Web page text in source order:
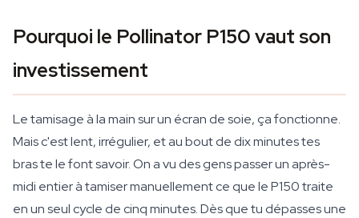
Pourquoi le Pollinator P150 vaut son
investissement
Le tamisage à la main sur un écran de soie, ça fonctionne.
Mais c'est lent, irrégulier, et au bout de dix minutes tes
bras te le font savoir. On a vu des gens passer un après-
midi entier à tamiser manuellement ce que le P150 traite
en un seul cycle de cinq minutes. Dès que tu dépasses une